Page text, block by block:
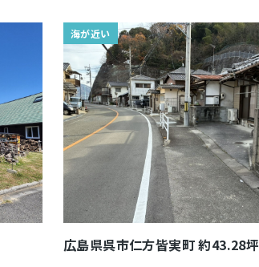
海が近い
広島県呉市仁方皆実町 約43.28坪